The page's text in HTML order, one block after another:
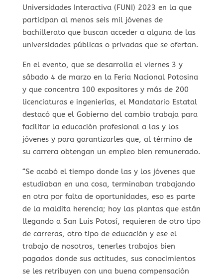
Universidades Interactiva (FUNI) 2023 en la que
participan al menos seis mil jóvenes de
bachillerato que buscan acceder a alguna de las
universidades públicas o privadas que se ofertan.
En el evento, que se desarrolla el viernes 3 y
sábado 4 de marzo en la Feria Nacional Potosina
y que concentra 100 expositores y más de 200
licenciaturas e ingenierías, el Mandatario Estatal
destacó que el Gobierno del cambio trabaja para
facilitar la educación profesional a las y los
jóvenes y para garantizarles que, al término de
su carrera obtengan un empleo bien remunerado.
“Se acabó el tiempo donde las y los jóvenes que
estudiaban en una cosa, terminaban trabajando
en otra por falta de oportunidades, eso es parte
de la maldita herencia; hoy las plantas que están
llegando a San Luis Potosí, requieren de otro tipo
de carreras, otro tipo de educación y ese el
trabajo de nosotros, tenerles trabajos bien
pagados donde sus actitudes, sus conocimientos
se les retribuyen con una buena compensación